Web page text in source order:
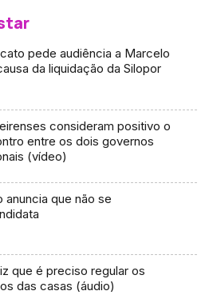
pede audiência a Marcelo
da liquidação da Silopor
consideram positivo o
entre os dois governos
(vídeo)
anuncia que não se
que é preciso regular os
das casas (áudio)